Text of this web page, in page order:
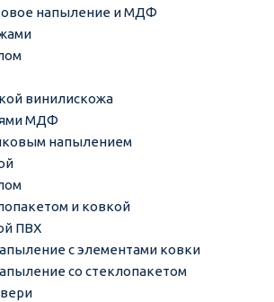
напыление и МДФ
винилискожа
МДФ
напылением
и ковкой
ПВХ
с элементами ковки
со стеклопакетом